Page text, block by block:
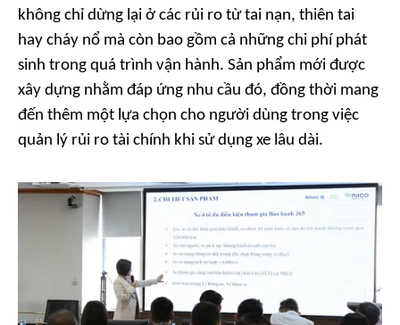
không chỉ dừng lại ở các rủi ro từ tai nạn, thiên tai
hay cháy nổ mà còn bao gồm cả những chi phí phát
sinh trong quá trình vận hành. Sản phẩm mới được
xây dựng nhằm đáp ứng nhu cầu đó, đồng thời mang
đến thêm một lựa chọn cho người dùng trong việc
quản lý rủi ro tài chính khi sử dụng xe lâu dài.